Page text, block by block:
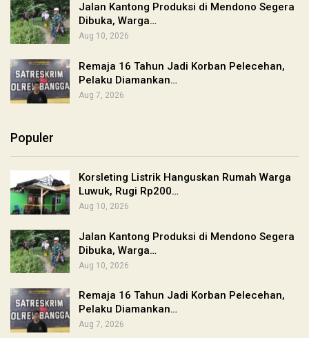
Jalan Kantong Produksi di Mendono Segera
Dibuka, Warga…
Aug 10, 2026
Remaja 16 Tahun Jadi Korban Pelecehan,
Pelaku Diamankan…
Aug 7, 2026
Populer
Korsleting Listrik Hanguskan Rumah Warga
Luwuk, Rugi Rp200…
Aug 10, 2026
Jalan Kantong Produksi di Mendono Segera
Dibuka, Warga…
Aug 10, 2026
Remaja 16 Tahun Jadi Korban Pelecehan,
Pelaku Diamankan…
Aug 7, 2026